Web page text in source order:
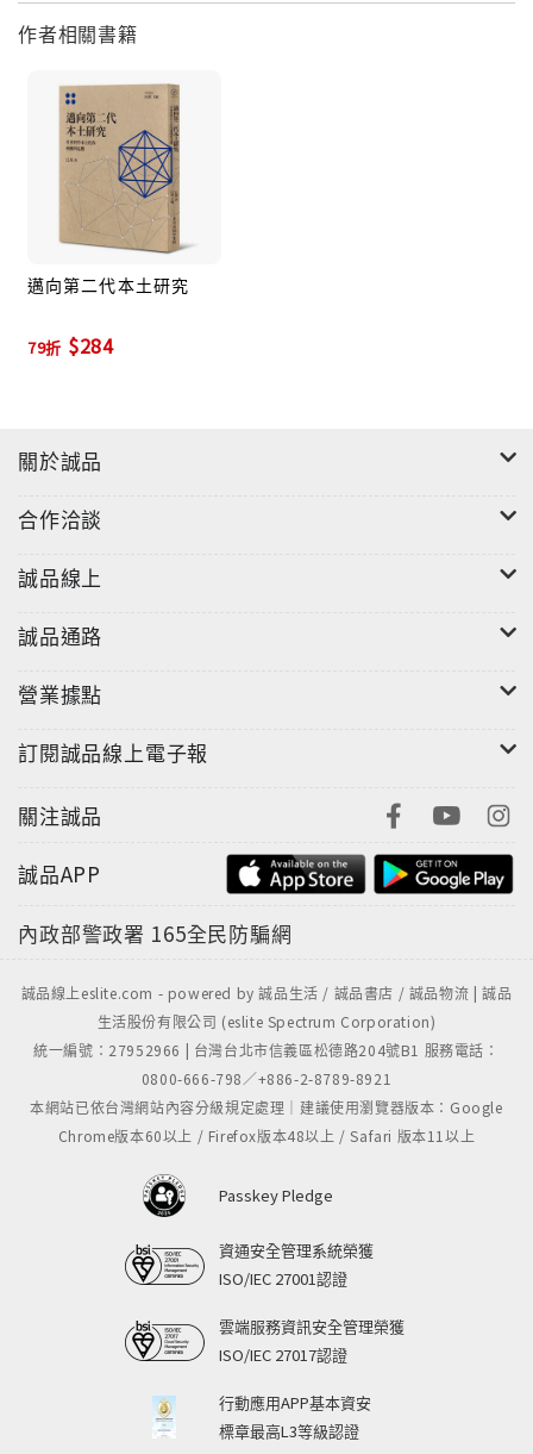
作者相關書籍
邁向第二代本土研究
79折 $284
關於誠品
合作洽談
誠品線上
誠品通路
營業據點
訂閱誠品線上電子報
關注誠品
誠品APP
內政部警政署 165全民防騙網
誠品線上eslite.com - powered by 誠品生活 / 誠品書店 / 誠品物流 | 誠品
生活股份有限公司 (eslite Spectrum Corporation)
統一編號：27952966 | 台灣台北市信義區松德路204號B1 服務電話：
0800-666-798／+886-2-8789-8921
本網站已依台灣網站內容分級規定處理｜建議使用瀏覽器版本：Google
Chrome版本60以上 / Firefox版本48以上 / Safari 版本11以上
Passkey Pledge
資通安全管理系統榮獲
ISO/IEC 27001認證
雲端服務資訊安全管理榮獲
ISO/IEC 27017認證
行動應用APP基本資安
標章最高L3等級認證